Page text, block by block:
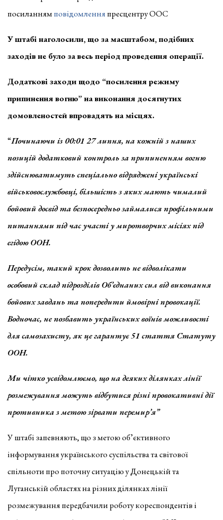
посиланням повідомленняпресцентру ООС
У штабі наголосили, що за масштабом, подібних
заходів не було за весь період проведення операції.
Додаткові заходи щодо “посилення режиму
припинення вогню” на виконання досягнутих
домовленостей впровадять на місцях.
“Починаючи із 00:01 27 липня, на кожній з наших
позицій додатковий контроль за припиненням вогню
здійснюватимуть спеціально відряджені українські
військовослужбовці, більшість з яких мають чималий
бойовий досвід та безпосередньо займалися профільними
питаннями під час участі у миротворчих місіях під
егідою ООН.
Передусім, такий крок дозволить не відволікати
особовий склад підрозділів Об’єднаних сил від виконання
бойових завдань та попередити ймовірні провокації.
Водночас, не позбавить українських воїнів можливості
для самозахисту, як це гарантує 51 стаття Статуту
ООН.
Ми чітко усвідомлюємо, що на деяких ділянках лінії
розмежування можуть відбутися різні провокативні дії
противника з метою зірвати перемир’я”
У штабі запевняють, що з метою об’єктивного
інформування українського суспільства та світової
спільноти про поточну ситуацію у Донецькій та
Луганській областях на різних ділянках лінії
розмежування передбачили роботу кореспондентів і